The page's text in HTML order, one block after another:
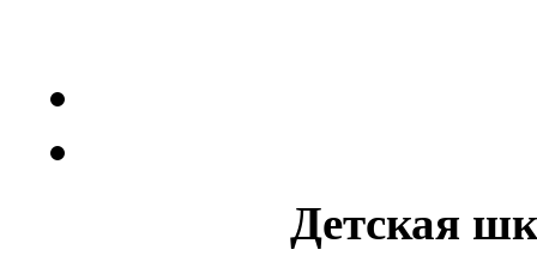
Детская